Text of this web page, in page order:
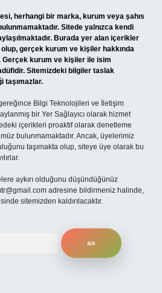
herhangi bir marka, kurum veya şahıs
Sitede yalnızca kendi
Burada yer alan içerikler
gerçek kurum ve kişiler hakkında
Gerçek kurum ve kişiler ile isim
Sitemizdeki bilgiler taslak
taşımazlar.
Bilgi Teknolojileri ve İletişim
bir Yer Sağlayıcı olarak hizmet
içerikleri proaktif olarak denetleme
bulunmamaktadır. Ancak, üyelerimiz
taşımakta olup, siteye üye olarak bu
aykırı olduğunu düşündüğünüz
adresine bildirmeniz halinde,
sitemizden kaldırılacaktır.